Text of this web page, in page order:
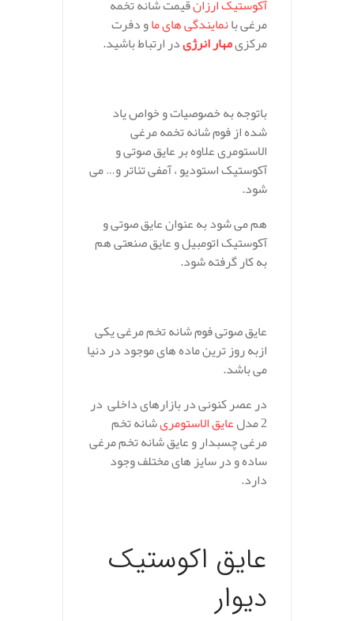
آکوستیک ارزانقیمت شانه تخمه
مرغی بانمایندگی های ماو دفرت
مرکزیمهار انرژیدر ارتباط باشید.
باتوجه به خصوصیات و خواص یاد
شده از فوم شانه تخمه مرغی
الاستومری علاوه بر عایق صوتی و
آکوستیک استودیو ، آمفی تئاتر و… می
شود.
هم می شود به عنوان عایق صوتی و
آکوستیک اتومبیل و عایق صنعتی هم
به کار گرفته شود.
عایق صوتی فوم شانه تخم مرغی یکی
ازبه روز ترین ماده های موجود در دنیا
می باشد.
در عصر کنونی در بازارهای داخلی در
2 مدل عایق الاستومریشانه تخم
مرغی چسبدار و عایق شانه تخم مرغی
ساده و در سایز های مختلف وجود
دارد.
عایق اکوستیک
دیوار